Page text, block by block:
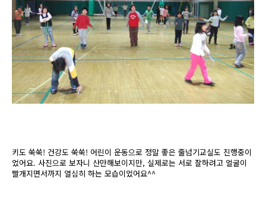
키도 쑥쑥! 건강도 쑥쑥! 어린이 운동으로 정말 좋은 줄넘기교실도 진행중이
었어요. 사진으로 보자니 산만해보이지만, 실제로는 서로 잘하려고 얼굴이
빨개지면서까지 열심히 하는 모습이었어요^^